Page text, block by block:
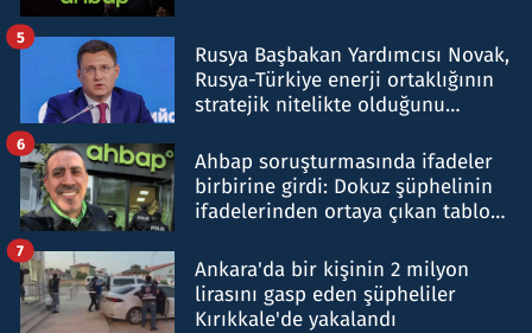
Rusya Başbakan Yardımcısı Novak,
Rusya-Türkiye enerji ortaklığının
stratejik nitelikte olduğunu
5
Ahbap soruşturmasında ifadeler
birbirine girdi: Dokuz şüphelinin
ifadelerinden ortaya çıkan tablo
6
Ankara'da bir kişinin 2 milyon
lirasını gasp eden şüpheliler
Kırıkkale'de yakalandı
7